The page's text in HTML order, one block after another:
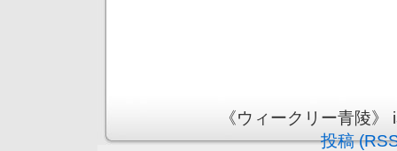
《ウィークリー青陵
投稿